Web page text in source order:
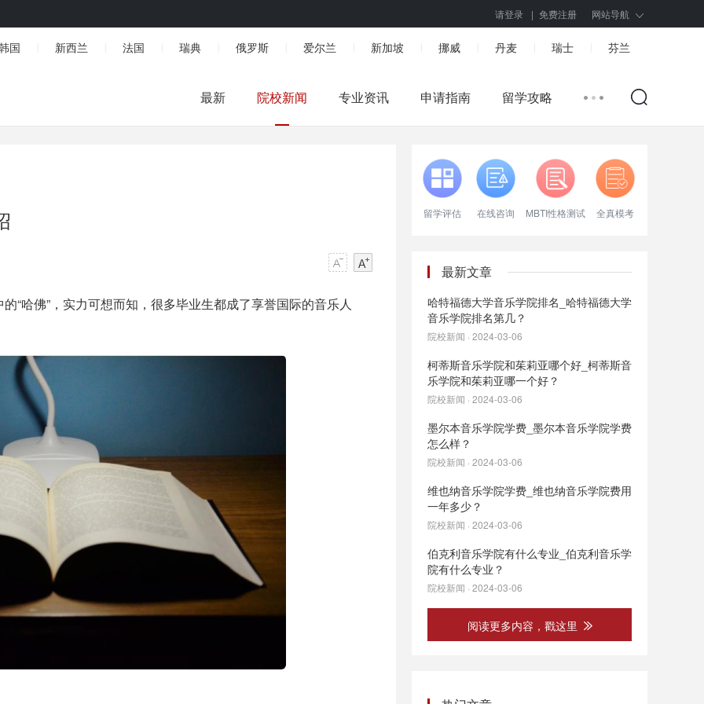
请登录 | 免费注册 网站导航
国 新西兰 法国 瑞典 俄罗斯 爱尔兰 新加坡 挪威 丹麦 瑞士 芬兰
最新 院校新闻 专业资讯 申请指南 留学攻略
“哈佛”，实力可想而知，很多毕业生都成了享誉国际的音乐人
留学评估 在线咨询 MBTI性格测试 全真模考
最新文章
哈特福德大学音乐学院排名_哈特福德大学
音乐学院排名第几？
院校新闻 · 2024-03-06
柯蒂斯音乐学院和茱莉亚哪个好_柯蒂斯音
乐学院和茱莉亚哪一个好？
院校新闻 · 2024-03-06
墨尔本音乐学院学费_墨尔本音乐学院学费
怎么样？
院校新闻 · 2024-03-06
维也纳音乐学院学费_维也纳音乐学院费用
一年多少？
院校新闻 · 2024-03-06
伯克利音乐学院有什么专业_伯克利音乐学
院有什么专业？
院校新闻 · 2024-03-06
阅读更多内容，戳这里